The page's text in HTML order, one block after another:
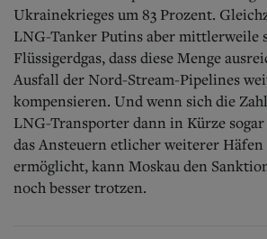
Ukrainekrieges um 83 Prozent.
LNG-Tanker Putins aber mittlerweile
Flüssigerdgas, dass diese Menge
Ausfall der Nord-Stream-Pipelines
kompensieren. Und wenn sich die
LNG-Transporter dann in Kürze
das Ansteuern etlicher weiterer
ermöglicht, kann Moskau den
noch besser trotzen.